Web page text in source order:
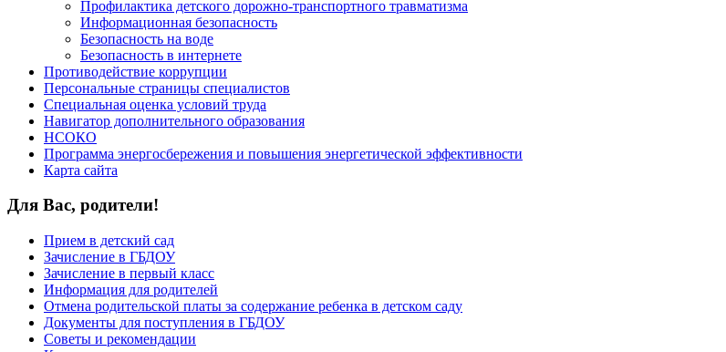
Профилактика детского дорожно-транспортного травматизма
Информационная безопасность
Безопасность на воде
Безопасность в интернете
Противодействие коррупции
Персональные страницы специалистов
Специальная оценка условий труда
Навигатор дополнительного образования
НСОКО
Программа энергосбережения и повышения энергетической эффективности
Карта сайта
Для Вас, родители!
Прием в детский сад
Зачисление в ГБДОУ
Зачисление в первый класс
Информация для родителей
Отмена родительской платы за содержание ребенка в детском саду
Документы для поступления в ГБДОУ
Советы и рекомендации